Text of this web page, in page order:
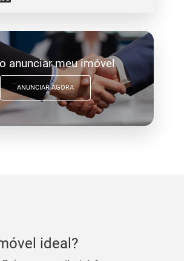
anunciar meu imóvel
ANUNCIAR AGORA
ideal?